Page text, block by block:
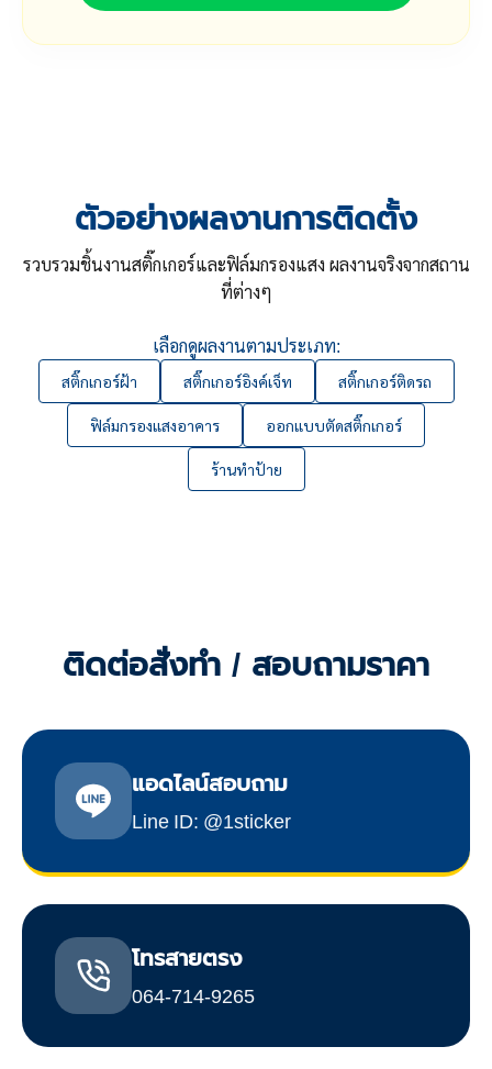
ตัวอย่างผลงานการติดตั้ง
รวบรวมชิ้นงานสติ๊กเกอร์และฟิล์มกรองแสง ผลงานจริงจากสถาน
ที่ต่างๆ
เลือกดูผลงานตามประเภท:
สติ๊กเกอร์ฝ้า สติ๊กเกอร์อิงค์เจ็ท สติ๊กเกอร์ติดรถ
ฟิล์มกรองแสงอาคาร ออกแบบตัดสติ๊กเกอร์
ร้านทำป้าย
ติดต่อสั่งทำ / สอบถามราคา
แอดไลน์สอบถาม
Line ID: @1sticker
โทรสายตรง
064-714-9265